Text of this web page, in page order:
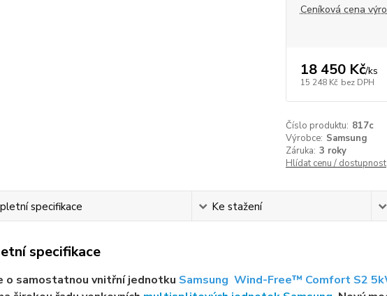
Ceníková cena
18 450 Kč/ks
15 248 Kč bez DPH
Číslo produktu: 817c
Výrobce: Samsung
Záruka: 3 roky
Hlídat cenu / dostupnost
specifikace Ke stažení
specifikace
o samostatnou vnitřní jednotku Samsung Wind-Free™ Comfort S2